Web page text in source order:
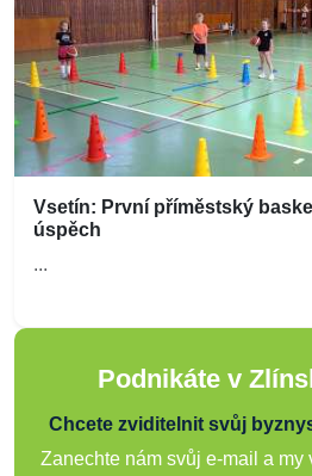
Vsetín: První příměstský
úspěch
...
Podnikáte v
Chcete zviditelnit svůj
Zanechte nám svůj e-mail a my